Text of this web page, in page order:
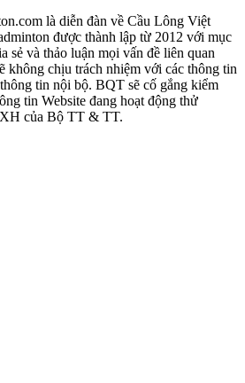
là diễn đàn về Cầu Lông Việt
được thành lập từ 2012 với mục
sẻ và thảo luận mọi vấn đề liên quan
không chịu trách nhiệm với các thông tin
tin nội bộ. BQT sẽ cố gắng kiểm
tin Website đang hoạt động thử
của Bộ TT & TT.